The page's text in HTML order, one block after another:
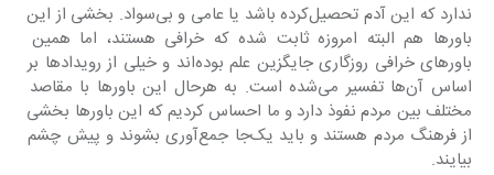
ندارد که این آدم تحصیل‌کرده باشد یا عامی و بی‌سواد. بخشی از این
باورها هم البته امروزه ثابت شده که خرافی هستند، اما همین
باورهای خرافی روزگاری جایگزین علم بوده‌اند و خیلی از رویدادها بر
اساس آن‌ها تفسیر می‌شده است. به هرحال این باورها با مقاصد
مختلف بین مردم نفوذ دارد و ما احساس کردیم که این باورها بخشی
از فرهنگ مردم هستند و باید یک‌جا جمع‌آوری بشوند و پیش چشم
بیایند.